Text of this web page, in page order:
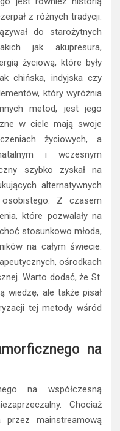
z różnych tradycji.
do starożytnych
jak akupresura,
życiową, które były
chińska, indyjska czy
który wyróżnia
metod, jest jego
w ciele mają swoje
życiowych, a
i wczesnym
szybko zyskał na
alternatywnych
Z czasem
które pozwalały na
stosunkowo młoda,
na całym świecie.
ośrodkach
Warto dodać, że St.
wiedzę, ale także pisał
tej metody wśród
na
na współczesną
Chociaż
mainstreamową